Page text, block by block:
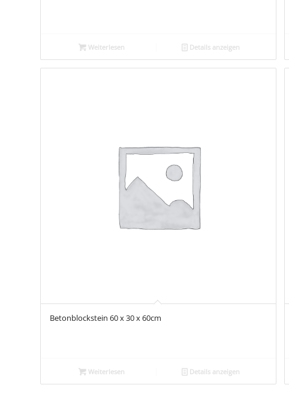
Weiterlesen Details anzeigen
Betonblockstein 60 x 30 x 60cm
Weiterlesen Details anzeigen